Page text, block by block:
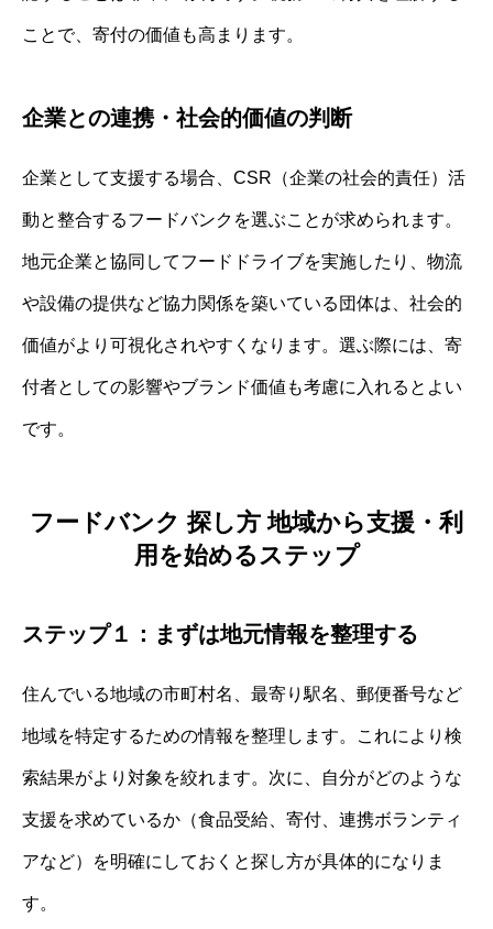
ことで、寄付の価値も高まります。
企業との連携・社会的価値の判断
企業として支援する場合、CSR（企業の社会的責任）活
動と整合するフードバンクを選ぶことが求められます。
地元企業と協同してフードドライブを実施したり、物流
や設備の提供など協力関係を築いている団体は、社会的
価値がより可視化されやすくなります。選ぶ際には、寄
付者としての影響やブランド価値も考慮に入れるとよい
です。
フードバンク 探し方 地域から支援・利
用を始めるステップ
ステップ１：まずは地元情報を整理する
住んでいる地域の市町村名、最寄り駅名、郵便番号など
地域を特定するための情報を整理します。これにより検
索結果がより対象を絞れます。次に、自分がどのような
支援を求めているか（食品受給、寄付、連携ボランティ
アなど）を明確にしておくと探し方が具体的になりま
す。